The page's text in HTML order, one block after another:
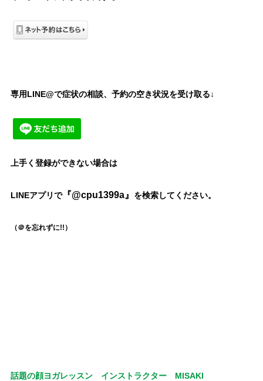
専用LINE@で症状の相談、予約の空き状況を受け取る↓
上手く登録ができない場合は
LINEアプリで『@cpu1399a』 を検索してください。
（＠を忘れずに!!）
話題の顔ヨガレッスン インストラクター MISAKI